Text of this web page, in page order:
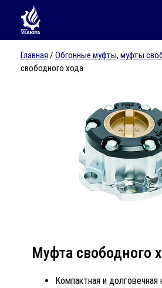
Главная / Обгонные муфты, муфты
свободного хода
Муфта свободного
Компактная и долговечная